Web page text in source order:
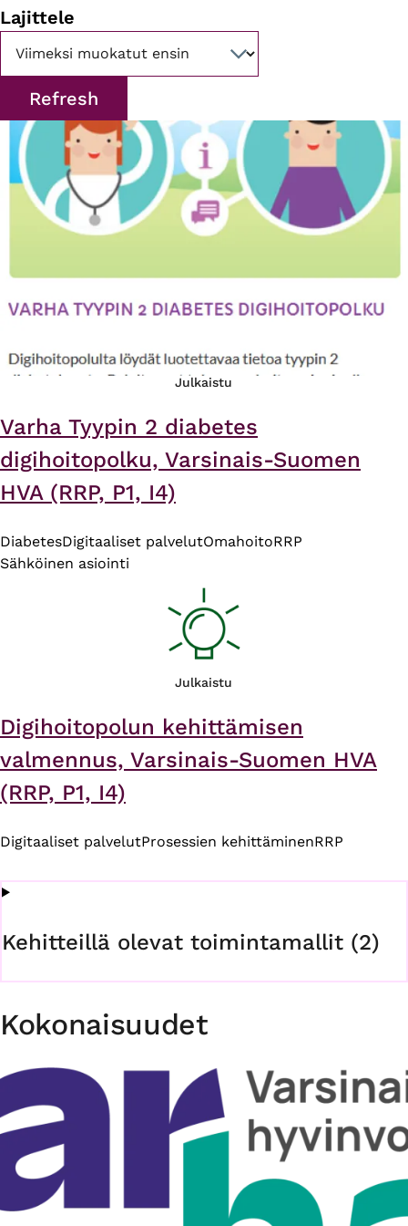
Lajittele
Julkaistu
Varha Tyypin 2 diabetes
digihoitopolku, Varsinais-Suomen
HVA (RRP, P1, I4)
DiabetesDigitaaliset palvelutOmahoitoRRP
Sähköinen asiointi
Julkaistu
Digihoitopolun kehittämisen
valmennus, Varsinais-Suomen HVA
(RRP, P1, I4)
Digitaaliset palvelutProsessien kehittäminenRRP
Kehitteillä olevat toimintamallit (2)
Kokonaisuudet